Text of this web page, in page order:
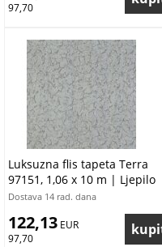
97,70
Luksuzna flis tapeta Terra
97151, 1,06 x 10 m | Ljepilo
besplatno
Dostava 14 rad. dana
122,13 EUR
97,70